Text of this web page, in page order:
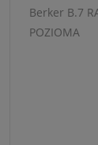
Berker B.7
POZIOMA